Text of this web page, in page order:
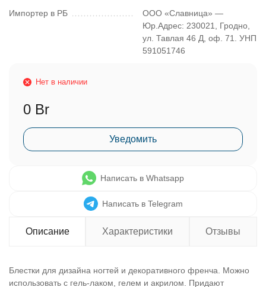
Импортер в РБ
ООО «Славница» —
Юр.Адрес: 230021, Гродно,
ул. Тавлая 46 Д, оф. 71. УНП
591051746
Нет в наличии
0 Br
Уведомить
Написать в Whatsapp
Написать в Telegram
Описание Характеристики Отзывы
Блестки для дизайна ногтей и декоративного френча. Можно
использовать с гель-лаком, гелем и акрилом. Придают